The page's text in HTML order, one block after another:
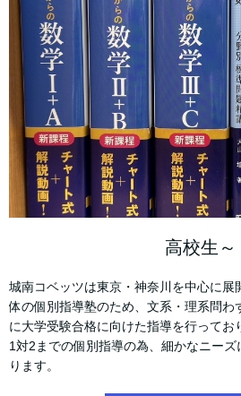
高校生～
城南コベッツは東京・神奈川を中心に展
体の個別指導塾のため、文系・理系問わ
に大学受験合格に向けた指導を行ってお
1対2までの個別指導の為、細かなニー
ります。